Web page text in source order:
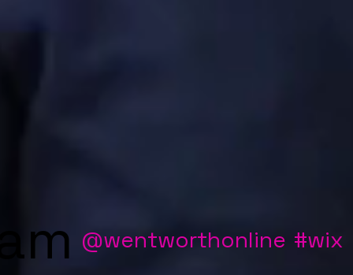
#wix
@wentworthonline